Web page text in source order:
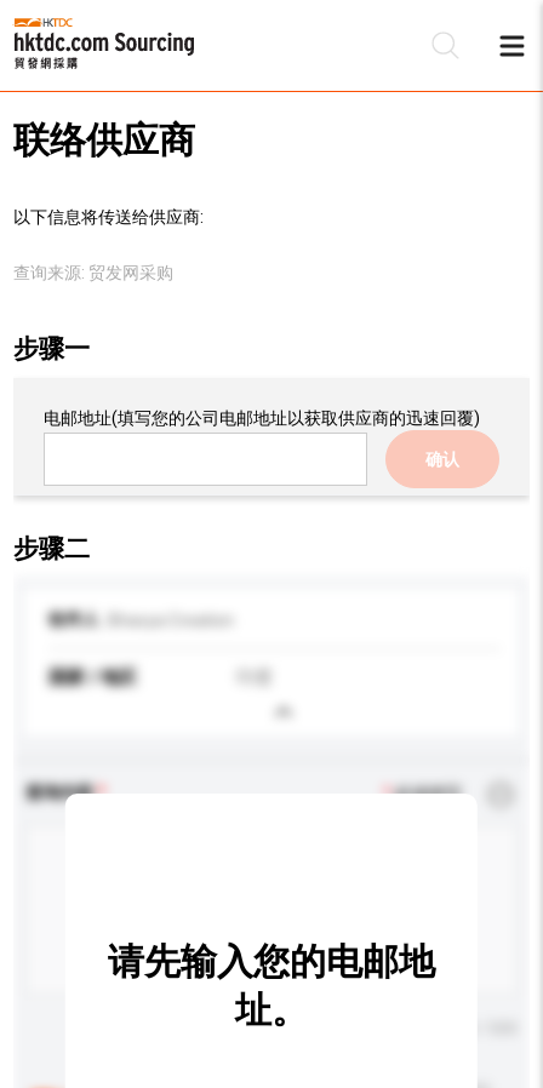
联络供应商
以下信息将传送给供应商:
查询来源: 贸发网采购
步骤一
电邮地址(填写您的公司电邮地址以获取供应商的迅速回覆)
确认
步骤二
收件人
国家 / 地区
查询内容 *必须填写
请先输入您的电邮地
址。